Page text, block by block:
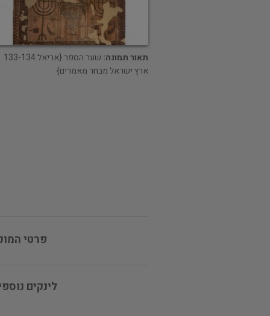
תאור תמונה:
שער הספר {אריאל 133-134
ארץ ישראל מבחר מאמרים}
פרטי
לינקים